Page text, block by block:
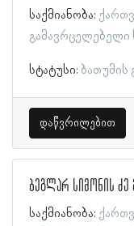
საქმიანობა:
გამავრცელებელი
სტატუსი: ბათუმის
დაწვრილებით
ბეგლარ სიმონის ძე
საქმიანობა: